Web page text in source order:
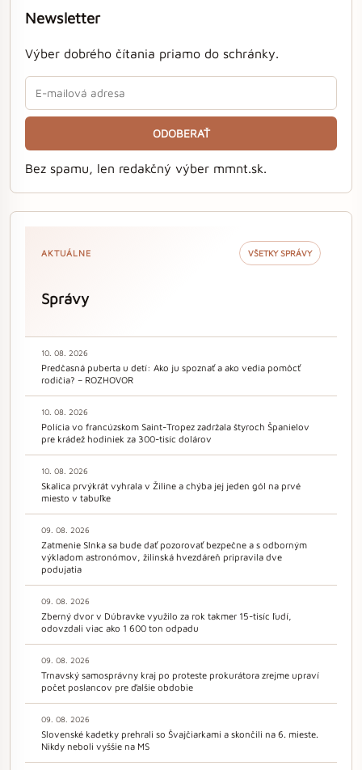
Newsletter
Výber dobrého čítania priamo do schránky.
ODOBERAŤ
Bez spamu, len redakčný výber mmnt.sk.
AKTUÁLNE VŠETKY SPRÁVY
Správy
10. 08. 2026
Predčasná puberta u detí: Ako ju spoznať a ako vedia pomôcť
rodičia? – ROZHOVOR
10. 08. 2026
Polícia vo francúzskom Saint-Tropez zadržala štyroch Španielov
pre krádež hodiniek za 300-tisíc dolárov
10. 08. 2026
Skalica prvýkrát vyhrala v Žiline a chýba jej jeden gól na prvé
miesto v tabuľke
09. 08. 2026
Zatmenie Slnka sa bude dať pozorovať bezpečne a s odborným
výkladom astronómov, žilinská hvezdáreň pripravila dve
podujatia
09. 08. 2026
Zberný dvor v Dúbravke využilo za rok takmer 15-tisíc ľudí,
odovzdali viac ako 1 600 ton odpadu
09. 08. 2026
Trnavský samosprávny kraj po proteste prokurátora zrejme upraví
počet poslancov pre ďalšie obdobie
09. 08. 2026
Slovenské kadetky prehrali so Švajčiarkami a skončili na 6. mieste.
Nikdy neboli vyššie na MS